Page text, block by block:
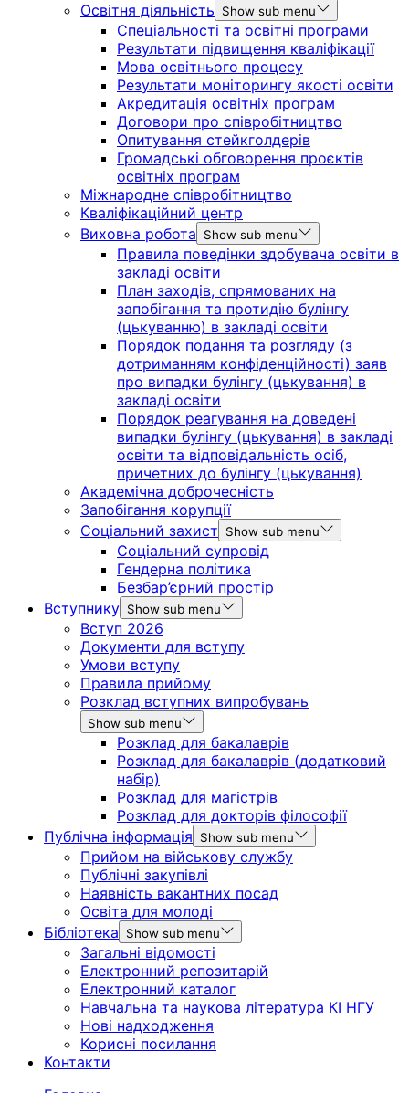
Освітня діяльність
Show sub menu
Спеціальності та освітні програми
Результати підвищення кваліфікації
Мова освітнього процесу
Результати моніторингу якості освіти
Акредитація освітніх програм
Договори про співробітництво
Опитування стейкголдерів
Громадські обговорення проєктів
освітніх програм
Міжнародне співробітництво
Кваліфікаційний центр
Виховна робота
Show sub menu
Правила поведінки здобувача освіти в
закладі освіти
План заходів, спрямованих на
запобігання та протидію булінгу
(цькуванню) в закладі освіти
Порядок подання та розгляду (з
дотриманням конфіденційності) заяв
про випадки булінгу (цькування) в
закладі освіти
Порядок реагування на доведені
випадки булінгу (цькування) в закладі
освіти та відповідальність осіб,
причетних до булінгу (цькування)
Академічна доброчесність
Запобігання корупції
Соціальний захист
Show sub menu
Соціальний супровід
Гендерна політика
Безбар’єрний простір
Вступнику Show sub menu
Вступ 2026
Документи для вступу
Умови вступу
Правила прийому
Розклад вступних випробувань
Show sub menu
Розклад для бакалаврів
Розклад для бакалаврів (додатковий
набір)
Розклад для магістрів
Розклад для докторів філософії
Публічна інформація
Show sub menu
Прийом на військову службу
Публічні закупівлі
Наявність вакантних посад
Освіта для молоді
Бібліотека
Show sub menu
Загальні відомості
Електронний репозитарій
Електронний каталог
Навчальна та наукова література КІ НГУ
Нові надходження
Корисні посилання
Контакти